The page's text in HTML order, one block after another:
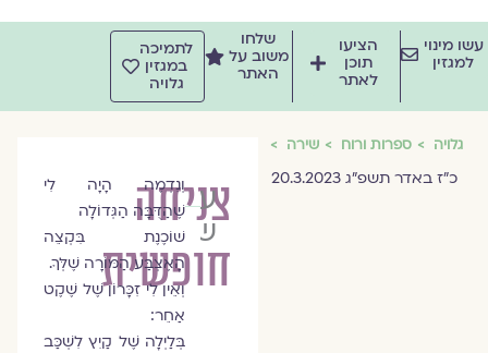
מינוי
למגזין
הציעו
תוכן
לאתר
שלחו
משוב על
האתר
לתמיכה
במגזין
גלויה
גלויה ספרות ורוח שירה
כ״ז באדר תשפ״ג 20.3.2023
צניחה
חופשית
ענבר
שפרוני
וְנִדְמֶה הָיָה לִי
שֶׁהַדֻּבָּה הַגְּדוֹלָה
שׁוֹכֶנֶת בִּקְצֵה
הָאֶצְבַּע הַמּוֹרָה שֶׁלְּךָ.
וְאֵין לִי זִכָּרוֹן שֶׁל שֶׁקֶט
אַחֵר:
בְּלַיְלָה שֶׁל קַיִץ לִשְׁכַּב